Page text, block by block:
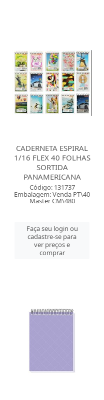
CADERNETA ESPIRAL
1/16 FLEX 40 FOLHAS
SORTIDA
PANAMERICANA
Código: 131737
Embalagem: Venda PT\40
Master CM\480
Faça seu login ou
cadastre-se para
ver preços e
comprar